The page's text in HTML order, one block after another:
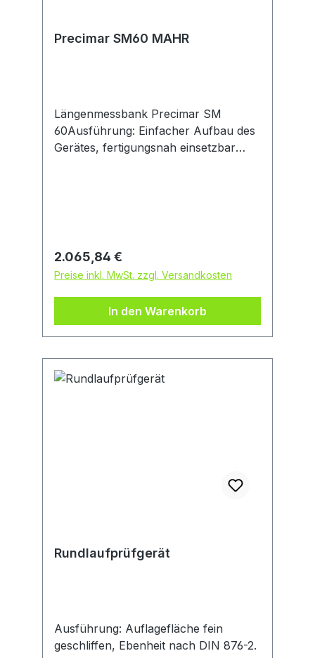
Precimar SM60 MAHR
Längenmessbank Precimar SM
60Ausführung: Einfacher Aufbau des
Gerätes, fertigungsnah einsetzbar
Antastfläche, Schutz des eingesetzten
Messmittels durch eingebaute
Kupplung, Verwendung
unterschiedlichster Messaufsätze,
Bedienung für Links- und
Rechtshänder, verschiebbare
höhenverstellbarer Auflagetisch .
Anwendung: Einfach zu bedienendes
Regulärer Preis:
2.065,84 €
Preise inkl. MwSt. zzgl. Versandkosten
In den Warenkorb
Rundlaufprüfgerät
Ausführung: Auflagefläche fein
geschliffen, Ebenheit nach DIN 876-2.